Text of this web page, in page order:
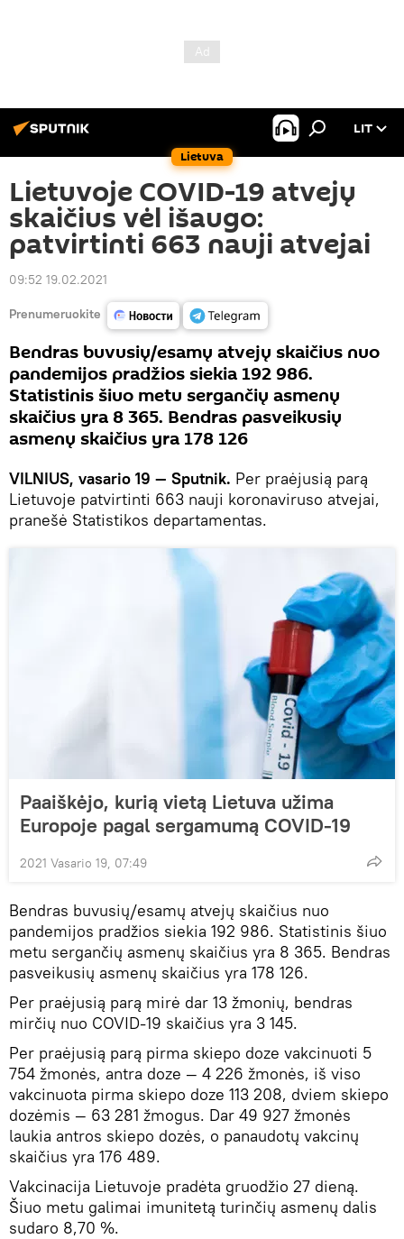
Lietuva
LIT
Lietuvoje COVID-19 atvejų
skaičius vėl išaugo:
patvirtinti 663 nauji atvejai
09:52 19.02.2021
Prenumeruokite
Bendras buvusių/esamų atvejų skaičius nuo
pandemijos pradžios siekia 192 986.
Statistinis šiuo metu sergančių asmenų
skaičius yra 8 365. Bendras pasveikusių
asmenų skaičius yra 178 126
VILNIUS, vasario 19 — Sputnik. Per praėjusią parą
Lietuvoje patvirtinti 663 nauji koronaviruso atvejai,
pranešė Statistikos departamentas.
Paaiškėjo, kurią vietą Lietuva užima
Europoje pagal sergamumą COVID-19
2021 Vasario 19, 07:49
Bendras buvusių/esamų atvejų skaičius nuo
pandemijos pradžios siekia 192 986. Statistinis šiuo
metu sergančių asmenų skaičius yra 8 365. Bendras
pasveikusių asmenų skaičius yra 178 126.
Per praėjusią parą mirė dar 13 žmonių, bendras
mirčių nuo COVID-19 skaičius yra 3 145.
Per praėjusią parą pirma skiepo doze vakcinuoti 5
754 žmonės, antra doze — 4 226 žmonės, iš viso
vakcinuota pirma skiepo doze 113 208, dviem skiepo
dozėmis — 63 281 žmogus. Dar 49 927 žmonės
laukia antros skiepo dozės, o panaudotų vakcinų
skaičius yra 176 489.
Vakcinacija Lietuvoje pradėta gruodžio 27 dieną.
Šiuo metu galimai imunitetą turinčių asmenų dalis
sudaro 8,70 %.